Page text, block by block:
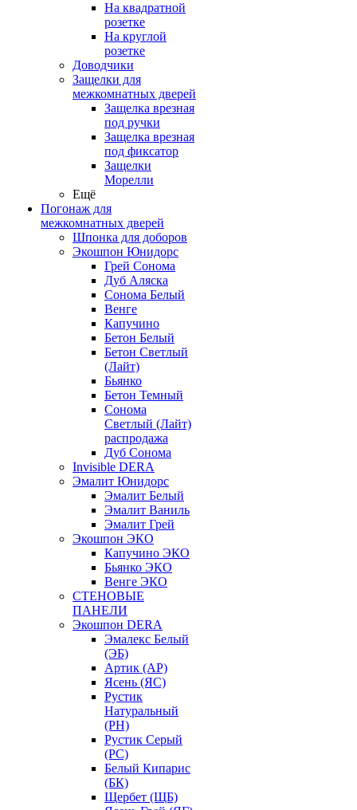
На квадратной
розетке
На круглой
розетке
Доводчики
Защелки для
межкомнатных дверей
Защелка врезная
под ручки
Защелка врезная
под фиксатор
Защелки
Морелли
Ещё
Погонаж для
межкомнатных дверей
Шпонка для доборов
Экошпон Юнидорс
Грей Сонома
Дуб Аляска
Сонома Белый
Венге
Капучино
Бетон Белый
Бетон Светлый
(Лайт)
Бьянко
Бетон Темный
Сонома
Светлый (Лайт)
распродажа
Дуб Сонома
Invisible DERA
Эмалит Юнидорс
Эмалит Белый
Эмалит Ваниль
Эмалит Грей
Экошпон ЭКО
Капучино ЭКО
Бьянко ЭКО
Венге ЭКО
СТЕНОВЫЕ
ПАНЕЛИ
Экошпон DERA
Эмалекс Белый
(ЭБ)
Артик (АР)
Ясень (ЯС)
Рустик
Натуральный
(РН)
Рустик Серый
(РС)
Белый Кипарис
(БК)
Щербет (ЩБ)